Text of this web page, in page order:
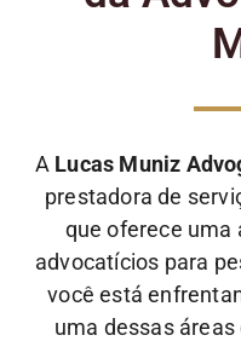
A Lucas Muniz
prestadora de
que oferece uma
advocatícios para
você está
uma dessas